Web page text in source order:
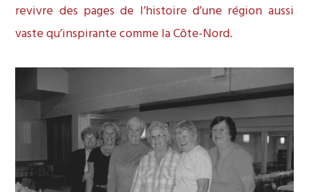
revivre des pages de l’histoire d’une région aussi
vaste qu’inspirante comme la Côte-Nord.